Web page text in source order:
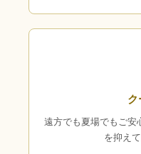
ク
遠方でも夏場でもご安
を抑え